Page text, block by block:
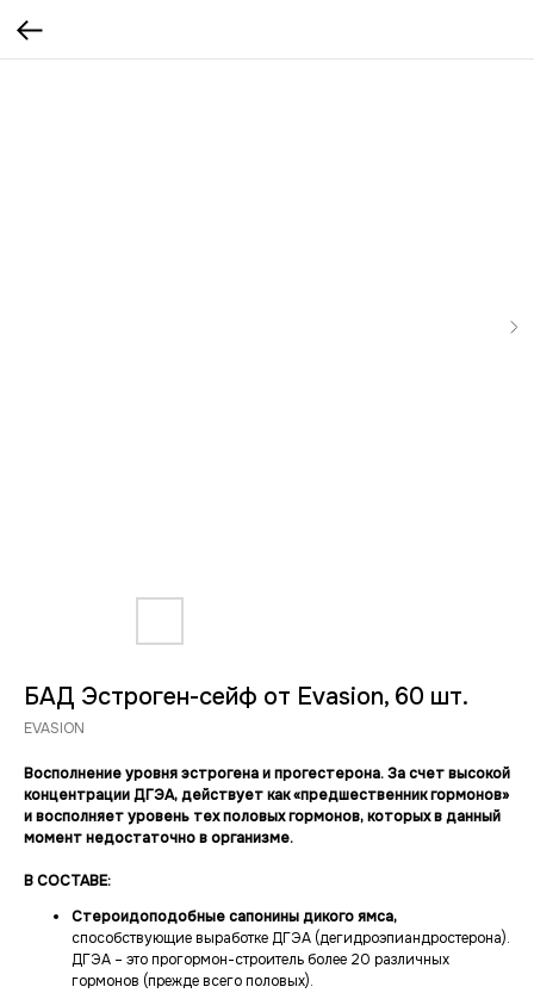
БАД Эстроген-сейф от Evasion, 60 шт.
EVASION
Восполнение уровня эстрогена и прогестерона. За счет высокой
концентрации ДГЭА, действует как «предшественник гормонов»
и восполняет уровень тех половых гормонов, которых в данный
момент недостаточно в организме.
В СОСТАВЕ:
Стероидоподобные сапонины дикого ямса,
способствующие выработке ДГЭА (дегидроэпиандростерона).
ДГЭА – это прогормон-строитель более 20 различных
гормонов (прежде всего половых).